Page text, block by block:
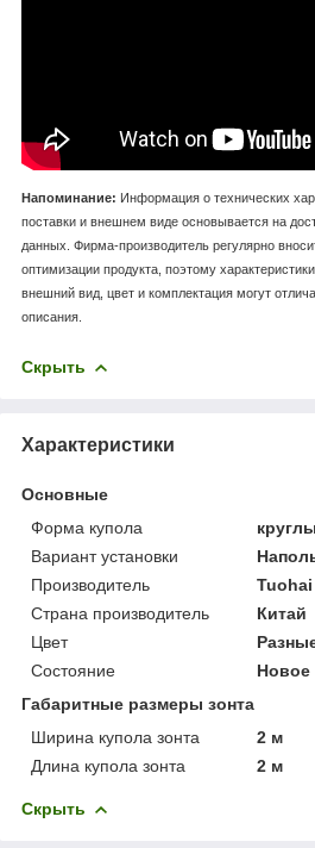
Напоминание: Информация о технических
поставки и внешнем виде основывается на
данных. Фирма-производитель регулярно
оптимизации продукта, поэтому
внешний вид, цвет и комплектация могут
описания.
Скрыть
Характеристики
Основные
Форма купола
Вариант установки
Производитель
Tuohai
Страна производитель
Китай
Цвет
Состояние
Новое
Габаритные размеры зонта
Ширина купола зонта
2 м
Длина купола зонта
2 м
Скрыть